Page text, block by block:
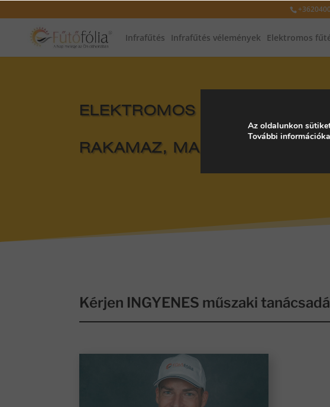
Infrafűtés Infrafűtés vélemények Elektromos
ELEKTROMOS FŰTÉS,
RAKAMAZ, MAGYARORSZÁG
Kérjen INGYENES műszaki
Az oldalunkon
További